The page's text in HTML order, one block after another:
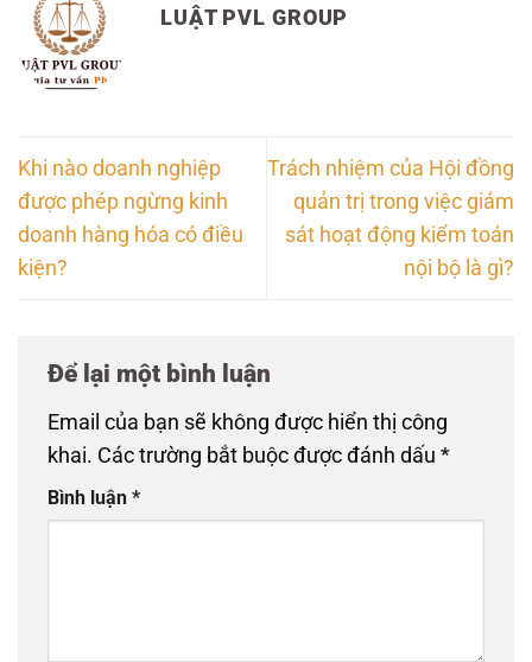
LUẬT PVL GROUP
Khi nào doanh nghiệp
được phép ngừng kinh
doanh hàng hóa có điều
kiện?
Trách nhiệm của Hội đồng
quản trị trong việc giám
sát hoạt động kiểm toán
nội bộ là gì?
Để lại một bình luận
Email của bạn sẽ không được hiển thị công
khai. Các trường bắt buộc được đánh dấu *
Bình luận *